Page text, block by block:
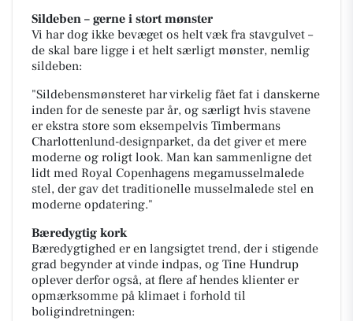
Sildeben – gerne i stort mønster
Vi har dog ikke bevæget os helt væk fra stavgulvet –
de skal bare ligge i et helt særligt mønster, nemlig
sildeben:
"Sildebensmønsteret har virkelig fået fat i danskerne
inden for de seneste par år, og særligt hvis stavene
er ekstra store som eksempelvis Timbermans
Charlottenlund-designparket, da det giver et mere
moderne og roligt look. Man kan sammenligne det
lidt med Royal Copenhagens megamusselmalede
stel, der gav det traditionelle musselmalede stel en
moderne opdatering."
Bæredygtig kork
Bæredygtighed er en langsigtet trend, der i stigende
grad begynder at vinde indpas, og Tine Hundrup
oplever derfor også, at flere af hendes klienter er
opmærksomme på klimaet i forhold til
boligindretningen: